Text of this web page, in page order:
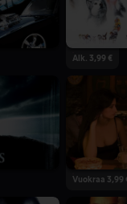
Alk. 3,99 €
Vuokraa 3,99 €